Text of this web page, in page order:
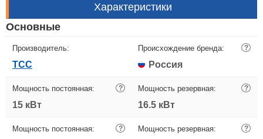
Характеристики
Основные
Производитель:
ТСС
Происхождение бренда: ?
Россия
Мощность постоянная: ?
15 кВт
Мощность резервная: ?
16.5 кВт
Мощность постоянная: ? Мощность резервная: ?